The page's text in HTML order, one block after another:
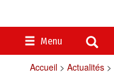
Menu
Accueil> Actualités>